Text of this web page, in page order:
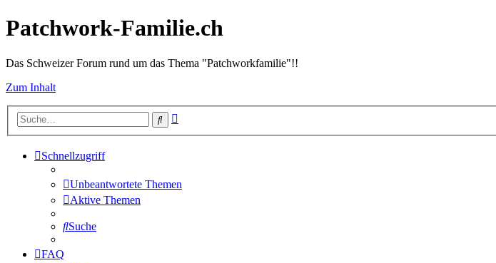
Patchwork-Familie.ch
Das Schweizer Forum rund um das Thema "Patchworkfamilie"!!
Zum Inhalt
Suche
Schnellzugriff
Unbeantwortete Themen
Aktive Themen
Suche
FAQ